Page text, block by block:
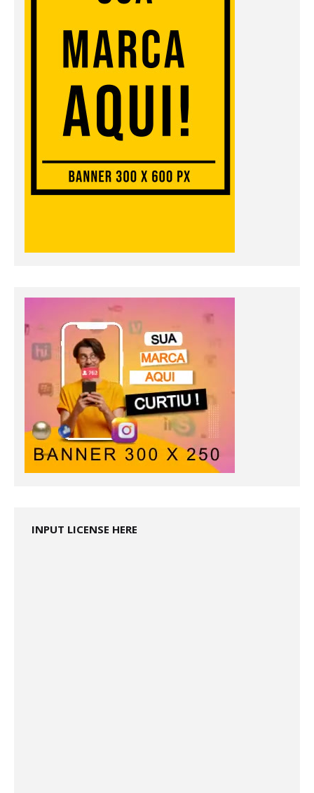
INPUT LICENSE HERE